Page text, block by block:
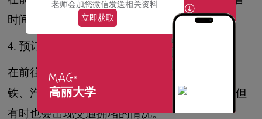
时间和金钱,同时避免在抵达韩国后找不到住宿。
4. 预订交通工具
在前往韩国之前,请预订好交通工具,如飞机、高
铁、汽车等。请注意,韩国的交通系统非常发达,但
有时也会出现交通拥堵的情况。
老师会加您微信发送相关资料
立即获取
高丽大学